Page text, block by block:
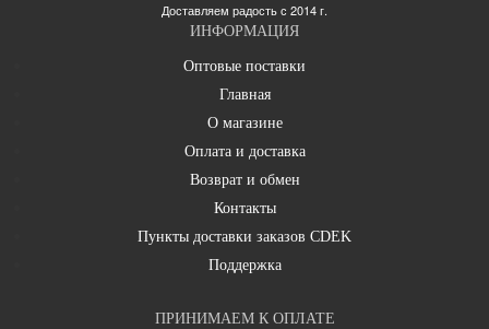
Доставляем радость с 2014 г.
ИНФОРМАЦИЯ
Оптовые поставки
Главная
О магазине
Оплата и доставка
Возврат и обмен
Контакты
Пункты доставки заказов CDEK
Поддержка
ПРИНИМАЕМ К ОПЛАТЕ